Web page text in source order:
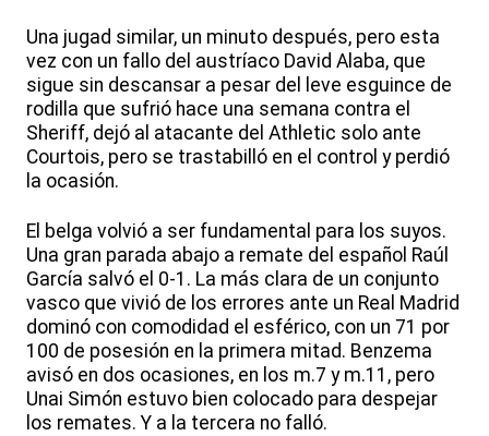
Una jugad similar, un minuto después, pero esta
vez con un fallo del austríaco David Alaba, que
sigue sin descansar a pesar del leve esguince de
rodilla que sufrió hace una semana contra el
Sheriff, dejó al atacante del Athletic solo ante
Courtois, pero se trastabilló en el control y perdió
la ocasión.
El belga volvió a ser fundamental para los suyos.
Una gran parada abajo a remate del español Raúl
García salvó el 0-1. La más clara de un conjunto
vasco que vivió de los errores ante un Real Madrid
dominó con comodidad el esférico, con un 71 por
100 de posesión en la primera mitad. Benzema
avisó en dos ocasiones, en los m.7 y m.11, pero
Unai Simón estuvo bien colocado para despejar
los remates. Y a la tercera no falló.